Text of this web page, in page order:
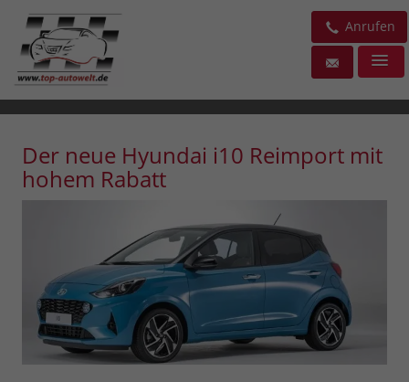
Anrufen
Der neue Hyundai i10 Reimport mit
hohem Rabatt